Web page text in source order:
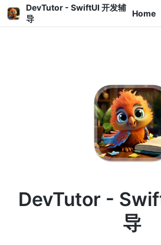
DevTutor - SwiftUI 开发辅
导
Home
DevTutor -
导